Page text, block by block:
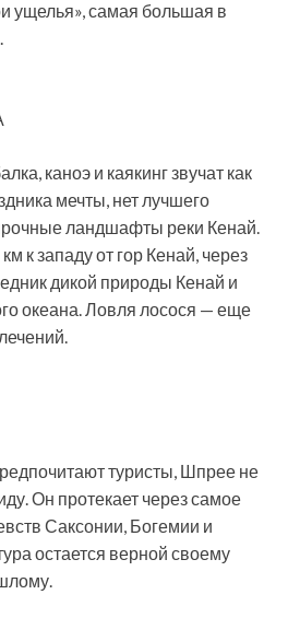
ущелья», самая большая в
каноэ и каякинг звучат как
мечты, нет лучшего
ландшафты реки Кенай.
к западу от гор Кенай, через
дикой природы Кенай и
океана. Ловля лосося — еще
туристы, Шпрее не
Он протекает через самое
Саксонии, Богемии и
остается верной своему